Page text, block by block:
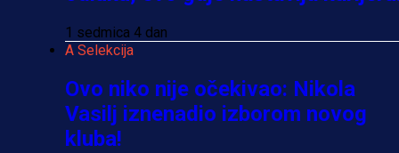
1 sedmica 4 dan
A Selekcija
Ovo niko nije očekivao: Nikola
Vasilj iznenadio izborom novog
kluba!